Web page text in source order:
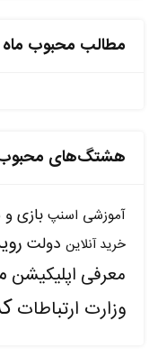
مطالب محبوب ماه
هشتگ‌های
آموزشی اسنپ بازی
خرید آنلاین دولت
معرفی اپلیکیشن
وزارت ارتباطات